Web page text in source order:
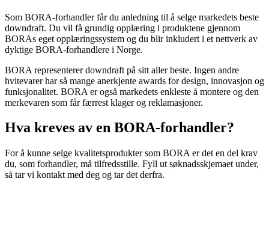
Som BORA-forhandler får du anledning til å selge markedets beste
downdraft. Du vil få grundig opplæring i produktene gjennom
BORAs eget opplæringssystem og du blir inkludert i et nettverk av
dyktige BORA-forhandlere i Norge.
BORA representerer downdraft på sitt aller beste. Ingen andre
hvitevarer har så mange anerkjente awards for design, innovasjon og
funksjonalitet. BORA er også markedets enkleste å montere og den
merkevaren som får færrest klager og reklamasjoner.
Hva kreves av en BORA-forhandler?
For å kunne selge kvalitetsprodukter som BORA er det en del krav
du, som forhandler, må tilfredsstille. Fyll ut søknadsskjemaet under,
så tar vi kontakt med deg og tar det derfra.